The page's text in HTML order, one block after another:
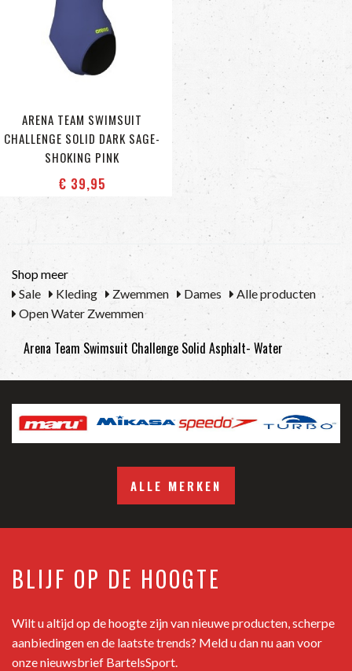
ARENA TEAM SWIMSUIT
CHALLENGE SOLID DARK SAGE-
SHOKING PINK
€ 39,95
Shop meer
Sale
Kleding Zwemmen Dames
Alle producten
Open Water Zwemmen
Arena Team Swimsuit Challenge Solid Asphalt- Water
ALLE MERKEN
BLIJF OP DE HOOGTE
Wilt u altijd op de hoogte zijn van nieuwe producten, scherpe
aanbiedingen en de laatste trends? Meld u dan nu aan voor
onze nieuwsbrief BartelsSport.